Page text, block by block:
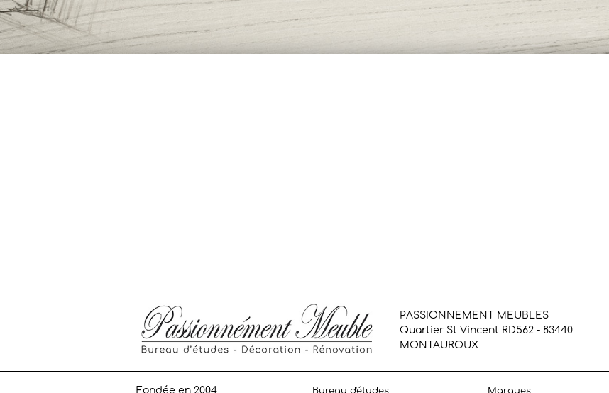
PASSIONNEMENT MEUBLES
Quartier St Vincent RD562 - 83440
MONTAUROUX
Fondée en 2004 Bureau d'études Marques